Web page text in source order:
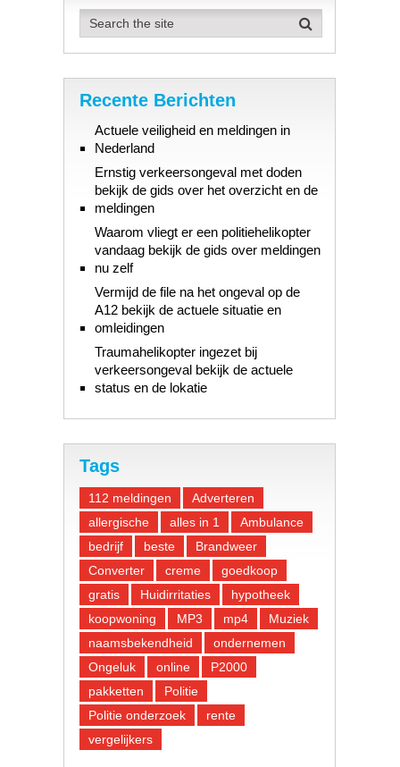
Recente Berichten
Actuele veiligheid en meldingen in
Nederland
Ernstig verkeersongeval met doden
bekijk de gids over het overzicht en de
meldingen
Waarom vliegt er een politiehelikopter
vandaag bekijk de gids over meldingen
nu zelf
Vermijd de file na het ongeval op de
A12 bekijk de actuele situatie en
omleidingen
Traumahelikopter ingezet bij
verkeersongeval bekijk de actuele
status en de lokatie
Tags
112 meldingen
Adverteren
allergische
alles in 1
Ambulance
bedrijf
beste
Brandweer
Converter
creme
goedkoop
gratis
Huidirritaties
hypotheek
koopwoning
MP3 mp4
Muziek
naamsbekendheid
ondernemen
Ongeluk
online
P2000
pakketten
Politie
Politie onderzoek
rente
vergelijkers